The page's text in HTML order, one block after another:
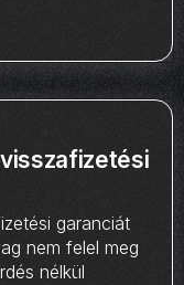
garanciát
nem felel meg
nélkül